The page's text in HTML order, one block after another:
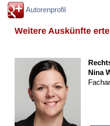
Autorenprofil
Weitere Auskünfte
Nina